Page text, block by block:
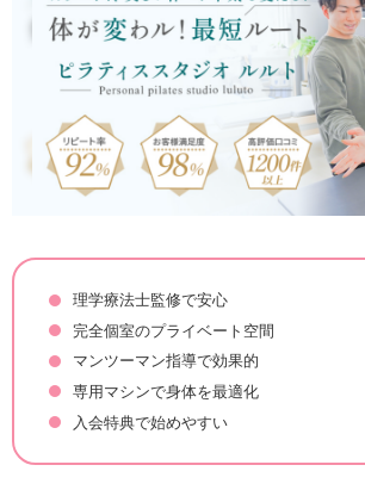
理学療法士監修で安心
完全個室のプライベート空間
マンツーマン指導で効果的
専用マシンで身体を最適化
入会特典で始めやすい